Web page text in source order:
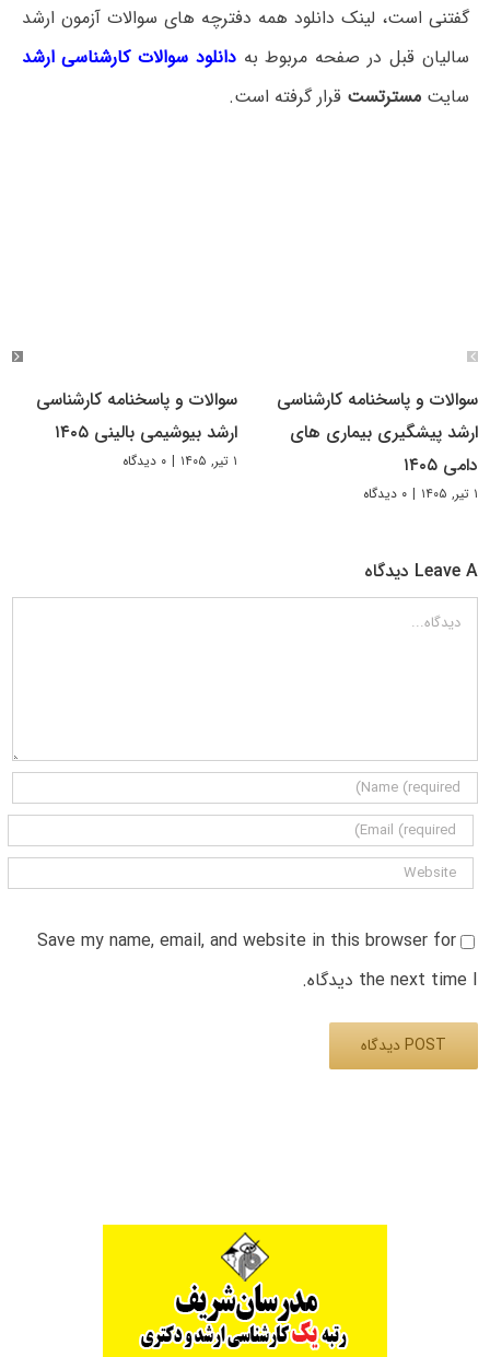
گفتنی است، لینک دانلود همه دفترچه های سوالات آزمون ارشد
سالیان قبل در صفحه مربوط بهدانلود سوالات کارشناسی ارشد
سایتمسترتست قرار گرفته است.
سوالات و پاسخنامه کارشناسی
ارشد پیشگیری بیماری های
دامی ۱۴۰۵
۱ تیر, ۱۴۰۵ | ۰ دیدگاه
سوالات و پاسخنامه کارشناسی
ارشد بیوشیمی بالینی ۱۴۰۵
۱ تیر, ۱۴۰۵ | ۰ دیدگاه
Leave A دیدگاه
دیدگاه
Save my name, email, and website in this browser for
the next time I دیدگاه.